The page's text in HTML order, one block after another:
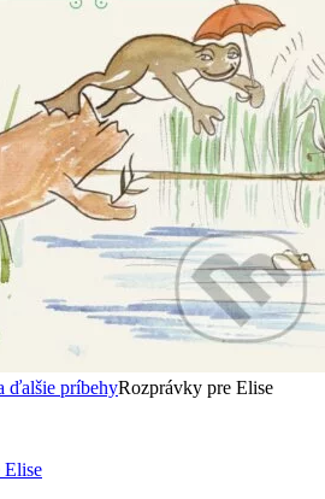
ďalšie príbehyRozprávky pre Elise
Elise